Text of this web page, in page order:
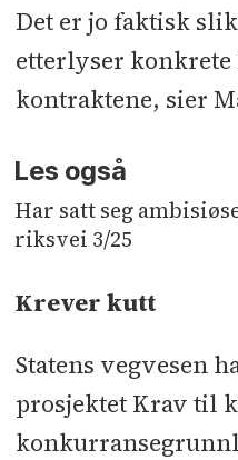
Det er jo faktisk
etterlyser
kontraktene, sier
Les også
Har satt seg
riksvei 3/25
Krever kutt
Statens vegvesen
prosjektet Krav til